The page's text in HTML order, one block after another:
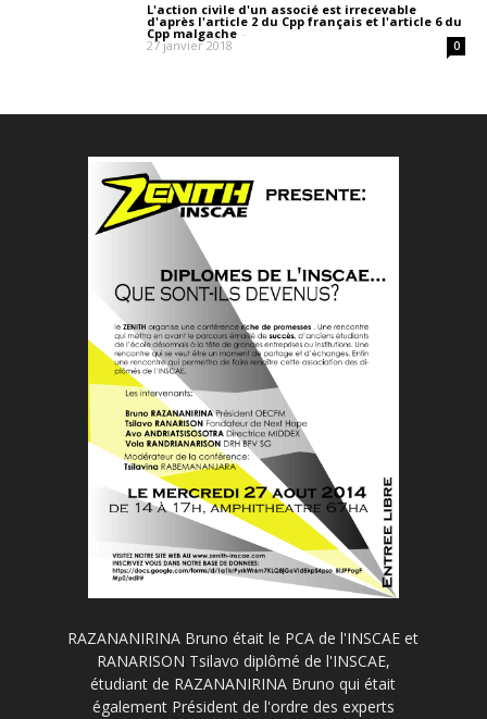
L'action civile d'un associé est irrecevable
d'après l'article 2 du Cpp français et l'article 6 du
Cpp malgache -
27 janvier 2018 0
RAZANANIRINA Bruno était le PCA de l'INSCAE et
RANARISON Tsilavo diplômé de l'INSCAE,
étudiant de RAZANANIRINA Bruno qui était
également Président de l'ordre des experts